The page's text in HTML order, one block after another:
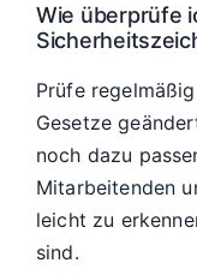
Wie überprüfe
Prüfe
Gesetze
noch dazu
Mitarbeitenden
leicht zu
sind.